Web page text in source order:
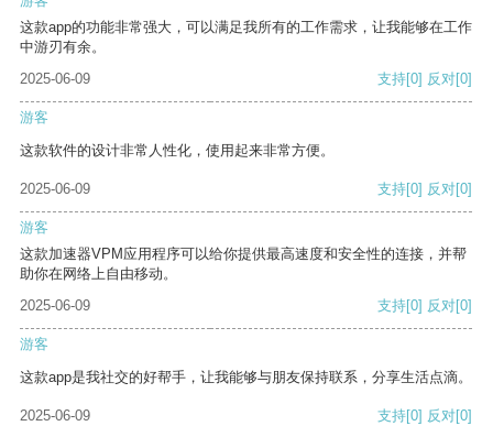
这款app的功能非常强大，可以满足我所有的工作需求，让我能够在工作
中游刃有余。
2025-06-09
支持[0] 反对[0]
游客
这款软件的设计非常人性化，使用起来非常方便。
2025-06-09 支持[0] 反对[0]
游客
这款加速器VPM应用程序可以给你提供最高速度和安全性的连接，并帮
助你在网络上自由移动。
2025-06-09
支持[0] 反对[0]
游客
这款app是我社交的好帮手，让我能够与朋友保持联系，分享生活点滴。
2025-06-09 支持[0] 反对[0]